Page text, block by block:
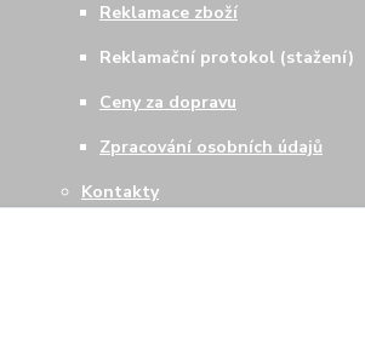
Reklamace zboží
Reklamační protokol (stažení)
Ceny za dopravu
Zpracování osobních údajů
Kontakty